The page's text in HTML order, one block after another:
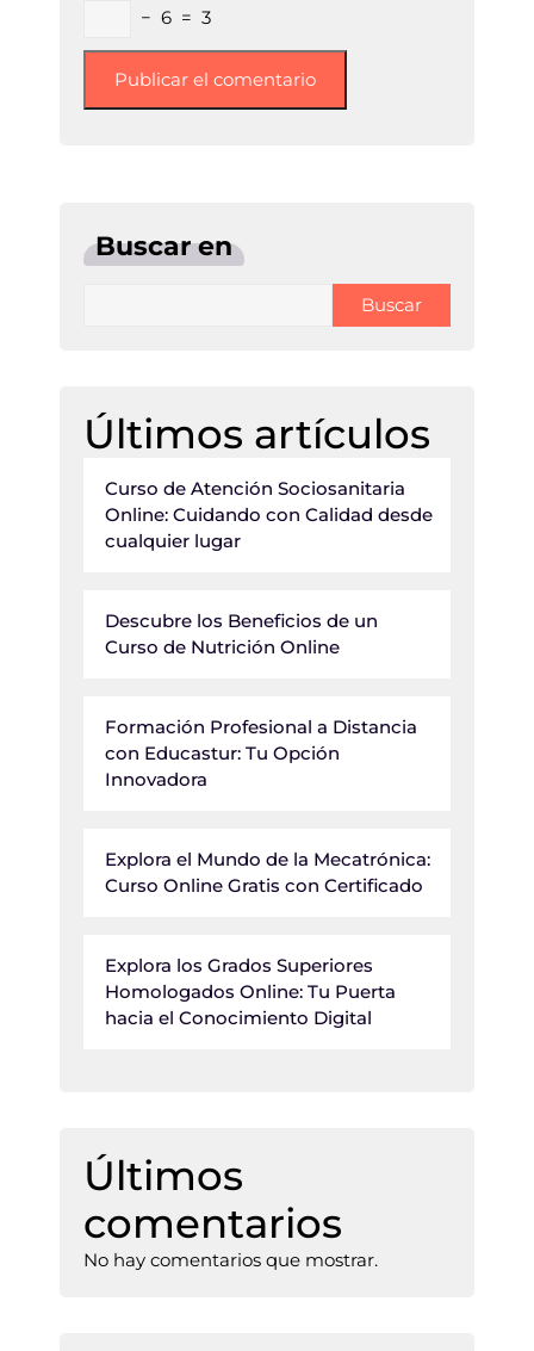
− 6 = 3
Buscar en
Buscar
Últimos artículos
Curso de Atención Sociosanitaria
Online: Cuidando con Calidad desde
cualquier lugar
Descubre los Beneficios de un
Curso de Nutrición Online
Formación Profesional a Distancia
con Educastur: Tu Opción
Innovadora
Explora el Mundo de la Mecatrónica:
Curso Online Gratis con Certificado
Explora los Grados Superiores
Homologados Online: Tu Puerta
hacia el Conocimiento Digital
Últimos
comentarios
No hay comentarios que mostrar.